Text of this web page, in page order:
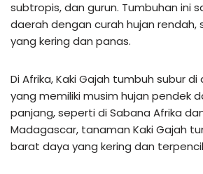
subtropis, dan gurun. Tumbuhan ini
daerah dengan curah hujan rendah,
yang kering dan panas.
Di Afrika, Kaki Gajah tumbuh subur
yang memiliki musim hujan pendek
panjang, seperti di Sabana Afrika
Madagascar, tanaman Kaki Gajah
barat daya yang kering dan